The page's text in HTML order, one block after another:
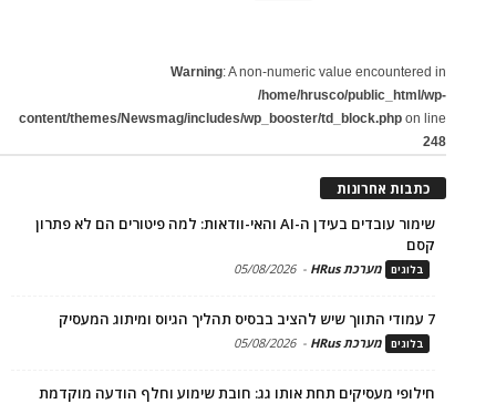
Warning: A non-numeric value encountered in
/home/hrusco/public_html/wp-
content/themes/Newsmag/includes/wp_booster/td_block.php on line
248
כתבות אחרונות
שימור עובדים בעידן ה-AI והאי-וודאות: למה פיטורים הם לא פתרון
קסם
בלוגים מערכת HRus -
05/08/2026
7 עמודי התווך שיש להציב בבסיס תהליך הגיוס ומיתוג המעסיק
בלוגים מערכת HRus -
05/08/2026
חילופי מעסיקים תחת אותו גג: חובת שימוע וחלף הודעה מוקדמת